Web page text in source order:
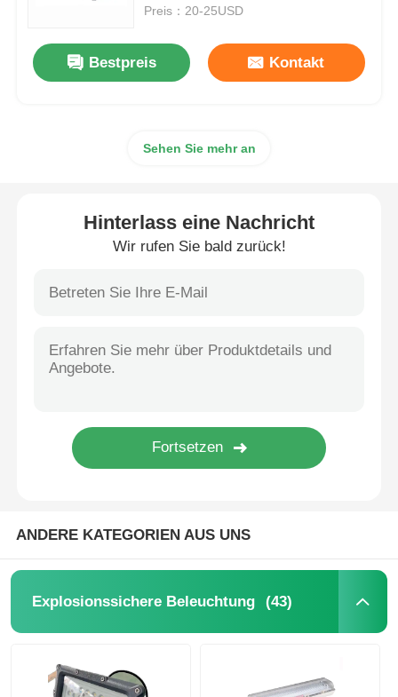
Explosionsgeschützte Box
explosionssicherer Stecker und Sockel
Preis：20-25USD
Bestpreis Kontakt
Sehen Sie mehr an
Hinterlass eine Nachricht
Wir rufen Sie bald zurück!
ANDERE KATEGORIEN AUS UNS
Explosionssichere Beleuchtung (43)